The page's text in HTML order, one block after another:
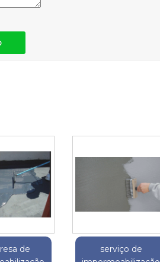
de
serviço de